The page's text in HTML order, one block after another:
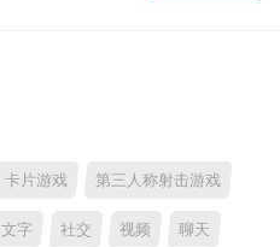
卡片游戏 第三人称射击游戏
文字 社交 视频 聊天